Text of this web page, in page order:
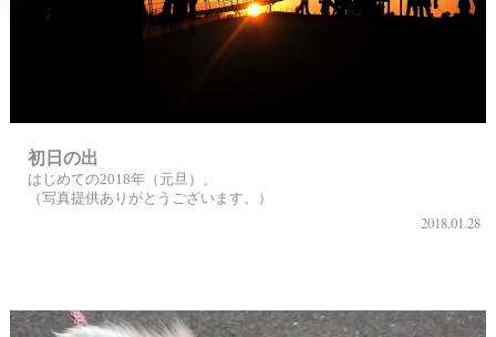
初日の出
はじめての2018年（元旦）。
（写真提供ありがとうございます。）
2018.01.28